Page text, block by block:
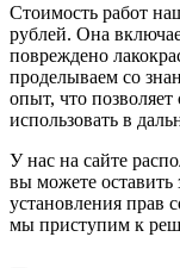
Стоимость работ
рублей. Она
повреждено
проделываем со
опыт, что позволяет
использовать в
У нас на сайте
вы можете оставить
установления прав
мы приступим к